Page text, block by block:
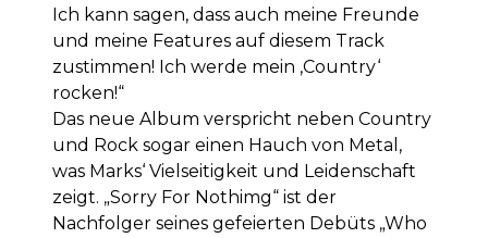
Ich kann sagen, dass auch meine Freunde
und meine Features auf diesem Track
zustimmen! Ich werde mein ‚Country‘
rocken!“
Das neue Album verspricht neben Country
und Rock sogar einen Hauch von Metal,
was Marks‘ Vielseitigkeit und Leidenschaft
zeigt. „Sorry For Nothimg“ ist der
Nachfolger seines gefeierten Debüts „Who